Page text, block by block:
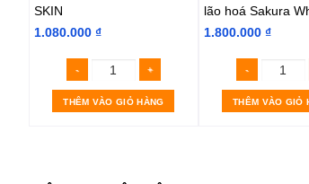
SKIN
1.080.000 ₫
THÊM VÀO GIỎ HÀNG
lão hoá Sakura
Advance L-
1.800.000 ₫
THÊM VÀO GIỎ